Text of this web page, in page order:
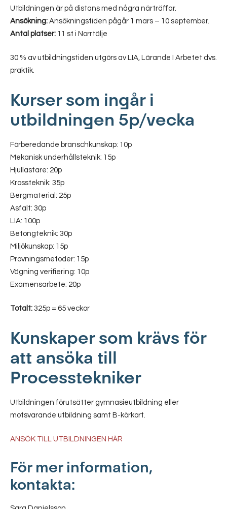
Utbildningen är på distans med några närträffar.
Ansökning: Ansökningstiden pågår 1 mars – 10 september.
Antal platser: 11 st i Norrtälje
30 % av utbildningstiden utgörs av LIA, Lärande I Arbetet dvs.
praktik.
Kurser som ingår i
utbildningen 5p/vecka
Förberedande branschkunskap: 10p
Mekanisk underhållsteknik: 15p
Hjullastare: 20p
Krossteknik: 35p
Bergmaterial: 25p
Asfalt: 30p
LIA: 100p
Betongteknik: 30p
Miljökunskap: 15p
Provningsmetoder: 15p
Vägning verifiering: 10p
Examensarbete: 20p
Totalt: 325p = 65 veckor
Kunskaper som krävs för
att ansöka till
Processtekniker
Utbildningen förutsätter gymnasieutbildning eller
motsvarande utbildning samt B-körkort.
ANSÖK TILL UTBILDNINGEN HÄR
För mer information,
kontakta: